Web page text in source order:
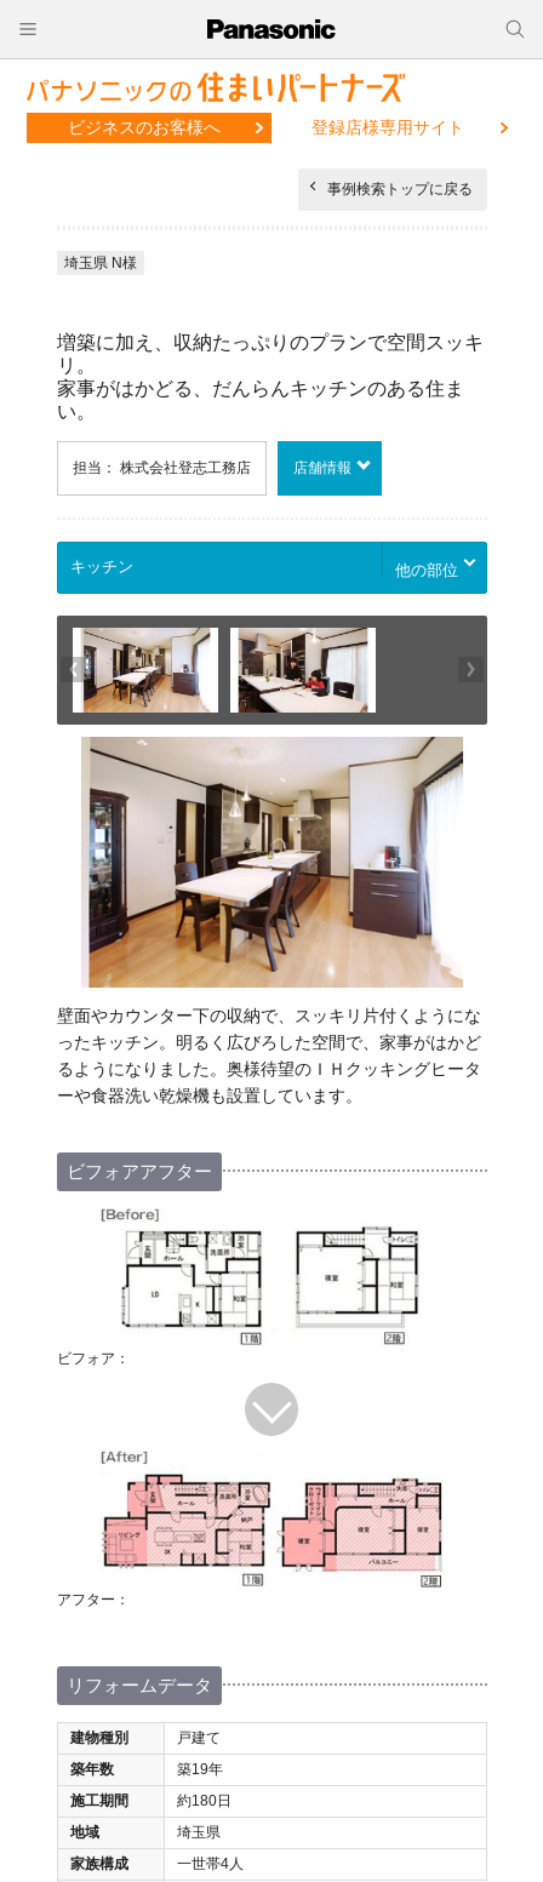
ビジネスのお客様へ 登録店様専用サイト
事例検索トップに戻る
埼玉県 N様
増築に加え、収納たっぷりのプランで空間スッキ
リ。
家事がはかどる、だんらんキッチンのある住ま
い。
担当： 株式会社登志工務店 店舗情報
他の部位
壁面やカウンター下の収納で、スッキリ片付くようにな
ったキッチン。明るく広びろした空間で、家事がはかど
るようになりました。奥様待望のＩＨクッキングヒータ
ーや食器洗い乾燥機も設置しています。
ビフォアアフター
ビフォア：
アフター：
リフォームデータ
建物種別
戸建て
築年数
築19年
施工期間
約180日
地域
埼玉県
家族構成
一世帯4人